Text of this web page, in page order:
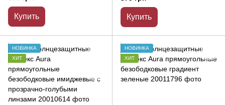
Купить
прозрачными линзами
Купить
НОВИНКА
ХИТ
НОВИНКА
ХИТ